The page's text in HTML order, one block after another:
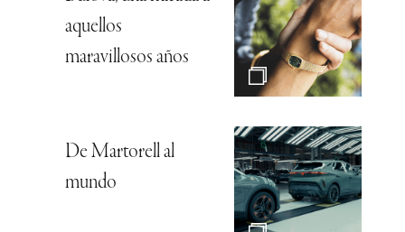
aquellos
maravillosos años
De Martorell al
mundo